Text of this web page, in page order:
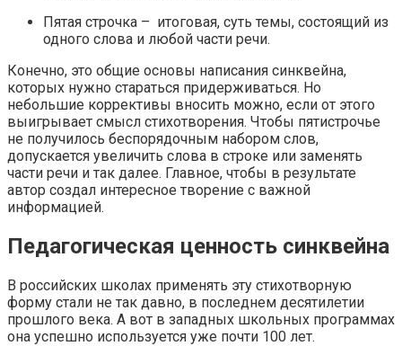
Пятая строчка – итоговая, суть темы, состоящий из
одного слова и любой части речи.
Конечно, это общие основы написания синквейна,
которых нужно стараться придерживаться. Но
небольшие коррективы вносить можно, если от этого
выигрывает смысл стихотворения. Чтобы пятистрочье
не получилось беспорядочным набором слов,
допускается увеличить слова в строке или заменять
части речи и так далее. Главное, чтобы в результате
автор создал интересное творение с важной
информацией.
Педагогическая ценность синквейна
В российских школах применять эту стихотворную
форму стали не так давно, в последнем десятилетии
прошлого века. А вот в западных школьных программах
она успешно используется уже почти 100 лет.